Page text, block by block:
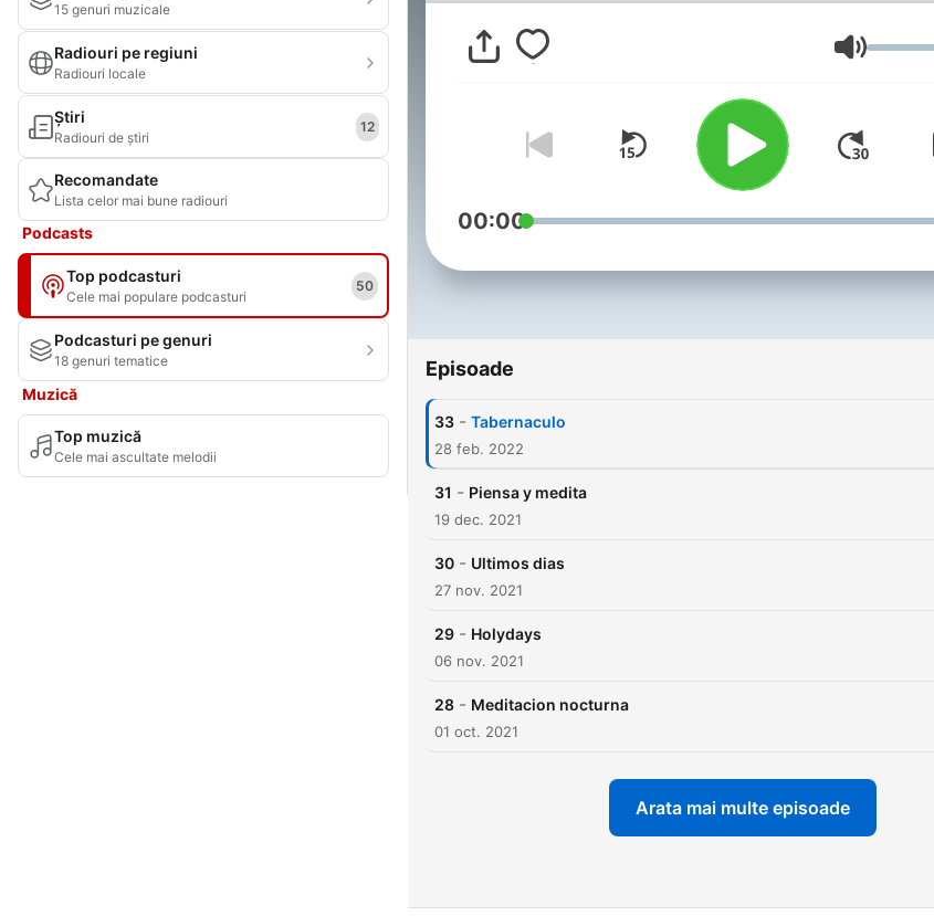
15 genuri muzicale
Radiouri pe regiuni
Radiouri locale
Știri
Radiouri de știri
12
Recomandate
Lista celor mai bune radiouri
Podcasts
Top podcasturi
Cele mai populare podcasturi
50
Podcasturi pe genuri
18 genuri tematice
Muzică
Top muzică
Cele mai ascultate melodii
Volum
00:00
Episoade
33 - Tabernaculo
28 feb. 2022
31 - Piensa y medita
19 dec. 2021
30 - Ultimos dias
27 nov. 2021
29 - Holydays
06 nov. 2021
28 - Meditacion nocturna
01 oct. 2021
Arata mai multe episoade